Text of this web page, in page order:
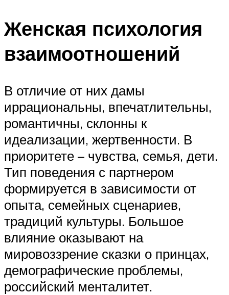
Женская психология
взаимоотношений
В отличие от них дамы
иррациональны, впечатлительны,
романтичны, склонны к
идеализации, жертвенности. В
приоритете – чувства, семья, дети.
Тип поведения с партнером
формируется в зависимости от
опыта, семейных сценариев,
традиций культуры. Большое
влияние оказывают на
мировоззрение сказки о принцах,
демографические проблемы,
российский менталитет.